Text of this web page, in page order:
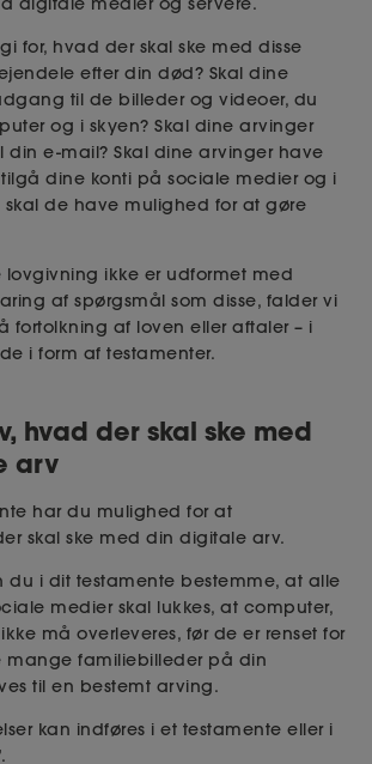
for, hvad der skal ske med disse
efter din død? Skal dine
til de billeder og videoer, du
og i skyen? Skal dine arvinger
e-mail? Skal dine arvinger have
dine konti på sociale medier og i
de have mulighed for at gøre
lovgivning ikke er udformet med
af spørgsmål som disse, falder vi
fortolkning af loven eller aftaler – i
i form af testamenter.
hvad der skal ske med
arv
har du mulighed for at
skal ske med din digitale arv.
du i dit testamente bestemme, at alle
medier skal lukkes, at computer,
må overleveres, før de er renset for
mange familiebilleder på din
til en bestemt arving.
kan indføres i et testamente eller i